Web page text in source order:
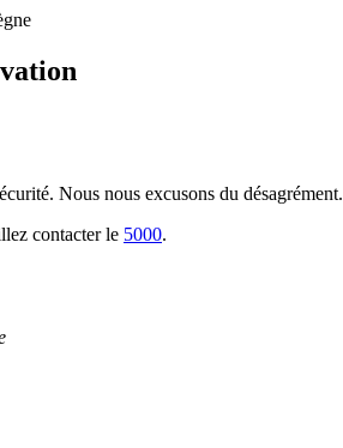
Nous nous excusons du désagrément.
contacter le 5000.